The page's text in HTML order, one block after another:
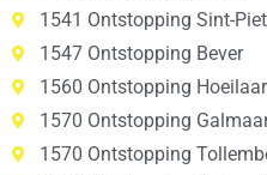
1541 Ontstopping Sint-
1547 Ontstopping Bever
1560 Ontstopping
1570 Ontstopping
1570 Ontstopping